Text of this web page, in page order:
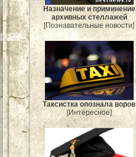
Назначение и приминение
архивных стеллажей
[Познавательные новости]
Таксистка опознала воров
[Интересное]